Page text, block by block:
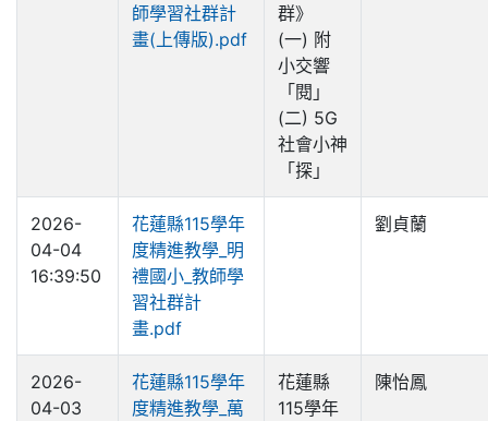
師學習社群計
畫(上傳版).pdf
群》
(一) 附
小交響
「閱」
(二) 5G
社會小神
「探」
2026-
04-04
16:39:50
花蓮縣115學年
度精進教學_明
禮國小_教師學
習社群計
畫.pdf
劉貞蘭
2026-
04-03
花蓮縣115學年
度精進教學_萬
花蓮縣
115學年
陳怡鳳